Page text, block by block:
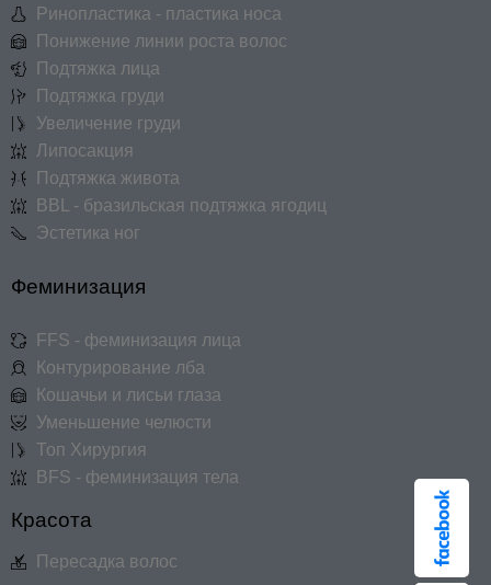
Ринопластика - пластика носа
Понижение линии роста волос
Подтяжка лица
Подтяжка груди
Увеличение груди
Липосакция
Подтяжка живота
BBL - бразильская подтяжка ягодиц
Эстетика ног
Феминизация
FFS - феминизация лица
Контурирование лба
Кошачьи и лисьи глаза
Уменьшение челюсти
Топ Хирургия
BFS - феминизация тела
Красота
Пересадка волос